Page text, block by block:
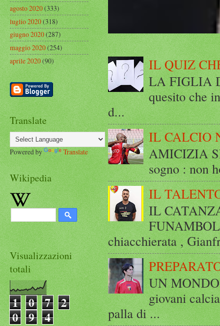
IL QUIZ
LA FIGLIA
quesito che
d...
IL CALCIO
AMICIZIA
sogno : non
IL
IL
chiacchierata ,
UN
giovani
palla di ...
agosto 2020(333)
luglio 2020(318)
giugno 2020(287)
maggio 2020(254)
aprile 2020(90)
Translate
Powered by Translate
Wikipedia
Visualizzazioni
totali
1 0 7 2
0 9 4